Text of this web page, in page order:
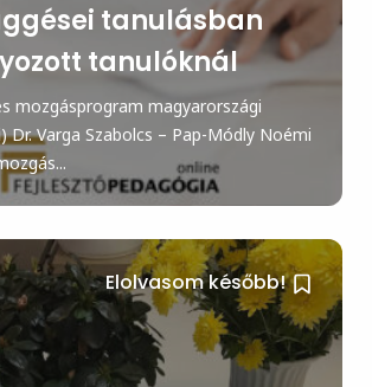
tanulásban
tanulóknál
mozgásprogram magyarországi
Dr. Varga Szabolcs – Pap-Módly Noémi
Elolvasom később!